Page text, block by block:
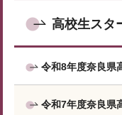
高校生スタ
令和8年度奈良県
令和7年度奈良県